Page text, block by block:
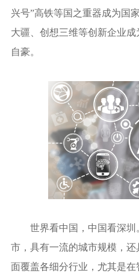
兴号”高铁等国之重器成为国
大疆、创想三维等创新企业
自豪。
世界看中国，中国看深圳
市，具有一流的城市规模，
面覆盖各细分行业，尤其是